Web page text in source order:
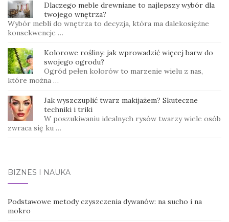
Dlaczego meble drewniane to najlepszy wybór dla
twojego wnętrza?
Wybór mebli do wnętrza to decyzja, która ma dalekosiężne
konsekwencje …
Kolorowe rośliny: jak wprowadzić więcej barw do
swojego ogrodu?
Ogród pełen kolorów to marzenie wielu z nas,
które można …
Jak wyszczuplić twarz makijażem? Skuteczne
techniki i triki
W poszukiwaniu idealnych rysów twarzy wiele osób
zwraca się ku …
BIZNES I NAUKA
Podstawowe metody czyszczenia dywanów: na sucho i na
mokro